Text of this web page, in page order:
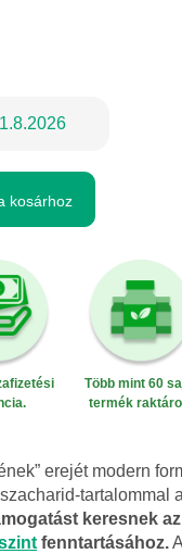
kosárhoz
Több mint 60
termék
erejét modern
tartalommal
keresnek az
fenntartásához.